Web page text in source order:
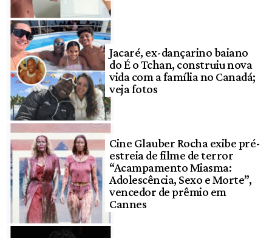
Jacaré, ex-dançarino baiano
do É o Tchan, construiu nova
vida com a família no Canadá;
veja fotos
Cine Glauber Rocha exibe pré-
estreia de filme de terror
“Acampamento Miasma:
Adolescência, Sexo e Morte”,
vencedor de prêmio em
Cannes